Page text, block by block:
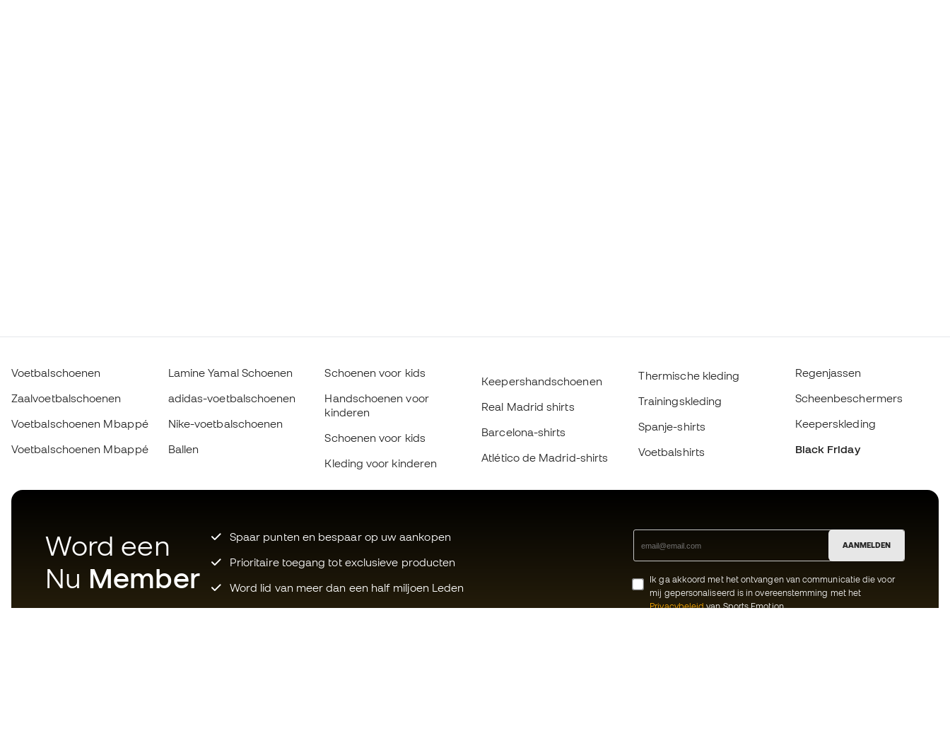
Voetbalschoenen
Zaalvoetbalschoenen
Voetbalschoenen Mbappé
Voetbalschoenen Mbappé
Lamine Yamal Schoenen
adidas-voetbalschoenen
Nike-voetbalschoenen
Ballen
Schoenen voor kids
Handschoenen voor
kinderen
Schoenen voor kids
Kleding voor kinderen
Keepershandschoenen
Real Madrid shirts
Barcelona-shirts
Atlético de Madrid-shirts
Thermische kleding
Trainingskleding
Spanje-shirts
Voetbalshirts
Regenjassen
Scheenbeschermers
Keeperskleding
Black Friday
Word een
Nu Member
Spaar punten en bespaar op uw aankopen
Prioritaire toegang tot exclusieve producten
Word lid van meer dan een half miljoen Leden
AANMELDEN
Ik ga akkoord met het ontvangen van communicatie die voor
mij gepersonaliseerd is in overeenstemming met het
Privacybeleidvan Sports Emotion.